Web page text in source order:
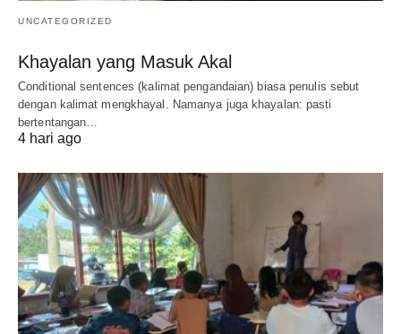
UNCATEGORIZED
Khayalan yang Masuk Akal
Conditional sentences (kalimat pengandaian) biasa penulis sebut
dengan kalimat mengkhayal. Namanya juga khayalan: pasti
bertentangan…
4 hari ago